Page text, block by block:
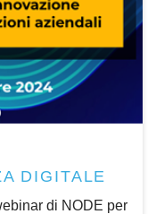
DIGITALE
di NODE per